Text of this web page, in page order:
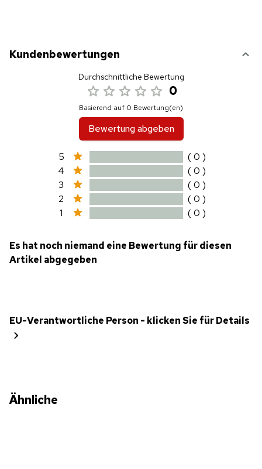
Kundenbewertungen
Durchschnittliche Bewertung
0
Basierend auf 0 Bewertung(en)
Bewertung abgeben
5
( 0 )
4
( 0 )
3
( 0 )
2
( 0 )
1
( 0 )
Es hat noch niemand eine Bewertung für diesen
Artikel abgegeben
EU-Verantwortliche Person - klicken Sie für Details
Ähnliche